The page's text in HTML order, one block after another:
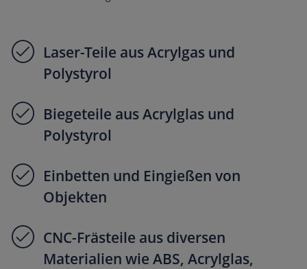
Laser-Teile aus Acrylgas und
Polystyrol
Biegeteile aus Acrylglas und
Polystyrol
Einbetten und Eingießen von
Objekten
CNC-Frästeile aus diversen
Materialien wie ABS, Acrylglas,